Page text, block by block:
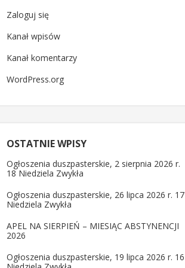
Zaloguj się
Kanał wpisów
Kanał komentarzy
WordPress.org
OSTATNIE WPISY
Ogłoszenia duszpasterskie, 2 sierpnia 2026 r.
18 Niedziela Zwykła
Ogłoszenia duszpasterskie, 26 lipca 2026 r. 17
Niedziela Zwykła
APEL NA SIERPIEŃ – MIESIĄC ABSTYNENCJI
2026
Ogłoszenia duszpasterskie, 19 lipca 2026 r. 16